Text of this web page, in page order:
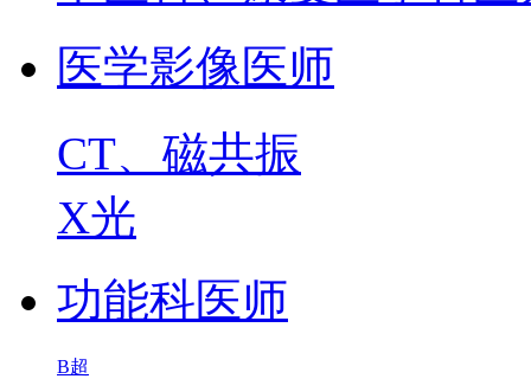
医学影像医师
CT、磁共振
X光
功能科医师
B超